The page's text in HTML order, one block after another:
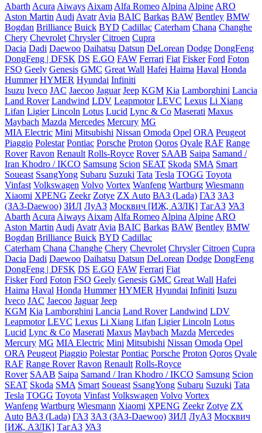
Abarth Acura Aiways Aixam Alfa Romeo Alpina Alpine ARO
Aston Martin Audi Avatr Avia BAIC Barkas BAW Bentley BMW
Bogdan Brilliance Buick BYD Cadillac Caterham Chana Changhe
Chery Chevrolet Chrysler Citroen Cupra
Dacia Dadi Daewoo Daihatsu Datsun DeLorean Dodge DongFeng
DongFeng | DFSK DS E.GO FAW Ferrari Fiat Fisker Ford Foton
FSO Geely Genesis GMC Great Wall Hafei Haima Haval Honda
Hummer HYMER Hyundai Infiniti
Isuzu Iveco JAC Jaecoo Jaguar Jeep KGM Kia Lamborghini Lancia
Land Rover Landwind LDV Leapmotor LEVC Lexus Li Xiang
Lifan Ligier Lincoln Lotus Lucid Lync & Co Maserati Maxus
Maybach Mazda Mercedes Mercury MG
MIA Electric Mini Mitsubishi Nissan Omoda Opel ORA Peugeot
Piaggio Polestar Pontiac Porsche Proton Qoros Qvale RAF Range
Rover Ravon Renault Rolls-Royce Rover SAAB Saipa Samand /
Iran Khodro / IKCO Samsung Scion SEAT Skoda SMA Smart
Soueast SsangYong Subaru Suzuki Tata Tesla TOGG Toyota
Vinfast Volkswagen Volvo Vortex Wanfeng Wartburg Wiesmann
Xiaomi XPENG Zeekr Zotye ZX Auto ВАЗ (Lada) ГАЗ ЗАЗ
(ЗАЗ-Daewoo) ЗИЛ ЛуАЗ Москвич [ИЖ, АЗЛК] ТагАЗ УАЗ
Abarth Acura Aiways Aixam Alfa Romeo Alpina Alpine ARO
Aston Martin Audi Avatr Avia BAIC Barkas BAW Bentley BMW
Bogdan Brilliance Buick BYD Cadillac
Caterham Chana Changhe Chery Chevrolet Chrysler Citroen Cupra
Dacia Dadi Daewoo Daihatsu Datsun DeLorean Dodge DongFeng
DongFeng | DFSK DS E.GO FAW Ferrari Fiat
Fisker Ford Foton FSO Geely Genesis GMC Great Wall Hafei
Haima Haval Honda Hummer HYMER Hyundai Infiniti Isuzu
Iveco JAC Jaecoo Jaguar Jeep
KGM Kia Lamborghini Lancia Land Rover Landwind LDV
Leapmotor LEVC Lexus Li Xiang Lifan Ligier Lincoln Lotus
Lucid Lync & Co Maserati Maxus Maybach Mazda Mercedes
Mercury MG MIA Electric Mini Mitsubishi Nissan Omoda Opel
ORA Peugeot Piaggio Polestar Pontiac Porsche Proton Qoros Qvale
RAF Range Rover Ravon Renault Rolls-Royce
Rover SAAB Saipa Samand / Iran Khodro / IKCO Samsung Scion
SEAT Skoda SMA Smart Soueast SsangYong Subaru Suzuki Tata
Tesla TOGG Toyota Vinfast Volkswagen Volvo Vortex
Wanfeng Wartburg Wiesmann Xiaomi XPENG Zeekr Zotye ZX
Auto ВАЗ (Lada) ГАЗ ЗАЗ (ЗАЗ-Daewoo) ЗИЛ ЛуАЗ Москвич
[ИЖ, АЗЛК] ТагАЗ УАЗ